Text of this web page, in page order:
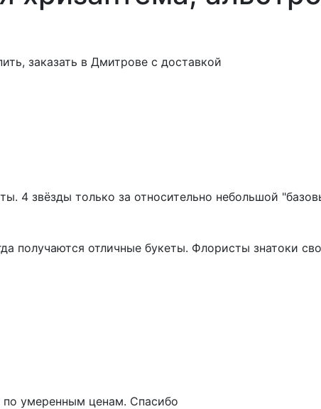
заказать в Дмитрове с доставкой
4 звёзды только за относительно небольшой
получаются отличные букеты. Флористы знатоки
по умеренным ценам. Спасибо